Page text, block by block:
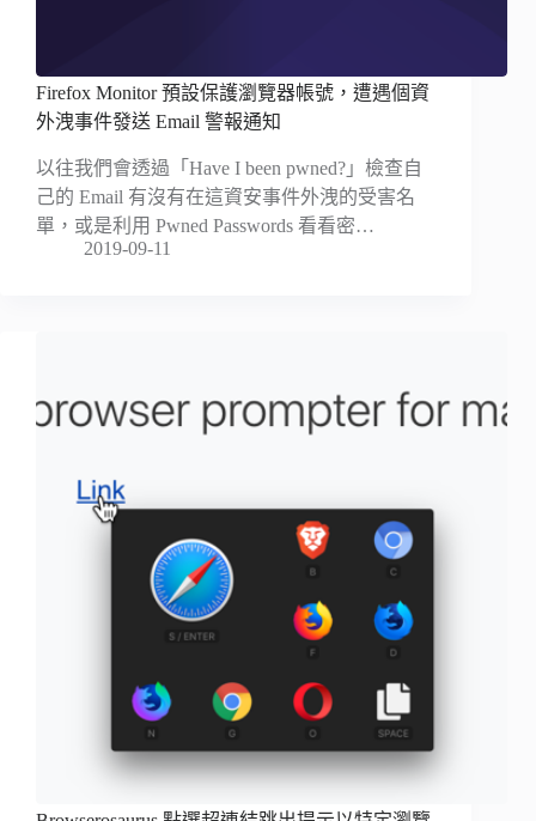
Firefox Monitor 預設保護瀏覽器帳號，遭遇個資
外洩事件發送 Email 警報通知
以往我們會透過「Have I been pwned?」檢查自
己的 Email 有沒有在這資安事件外洩的受害名
單，或是利用 Pwned Passwords 看看密…
2019-09-11